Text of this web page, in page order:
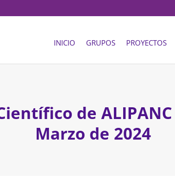
INICIO GRUPOS PROYECTOS
de
Marzo de 2024